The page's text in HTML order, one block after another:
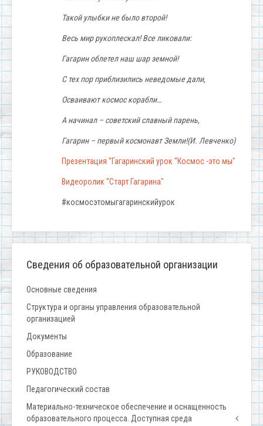
Такой улыбки не было второй!
Весь мир рукоплескал! Все ликовали:
Гагарин облетел наш шар земной!
С тех пор приблизились неведомые дали,
Осваивают космос корабли…
А начинал – советский славный парень,
Гагарин – первый космонавт Земли!(И. Левченко)
Презентация "Гагаринский урок "Космос -это мы"
Видеоролик "Старт Гагарина"
#космосэтомыгагаринскийурок
Сведения об образовательной организации
Основные сведения
Структура и органы управления образовательной
организацией
Документы
Образование
РУКОВОДСТВО
Педагогический состав
Материально-техническое обеспечение и оснащенность
образовательного процесса. Доступная среда